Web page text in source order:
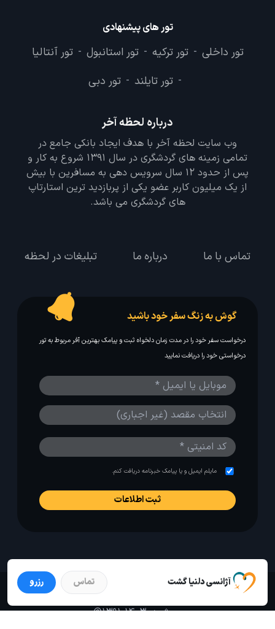
آژانسی دلنیا گشت تماس رزرو
تور های پیشنهادی
تور داخلی - تور ترکیه - تور استانبول - تور آنتالیا
- تور تایلند - تور دبی
درباره لحظه آخر
وب سایت لحظه آخر با هدف ایجاد بانکی جامع در
تمامی زمینه های گردشگری در سال 1391 شروع به کار و
پس از حدود 12 سال سرویس دهی به مسافرین با بیش
از یک میلیون کاربر عضو یکی از پربازدید ترین استارتاپ
های گردشگری می باشد.
تماس با ما درباره ما تبلیغات در لحظه
گوش به زنگ سفر خود باشید
درخواست سفر خود را در مدت زمان دلخواه ثبت و پیامک بهترین آفر مربوط به تور
درخواستی خود را دریافت نمایید
مایلم ایمیل و یا پیامک خبرنامه دریافت کنم.
استفاده از مطالب لحظه آخر برای پیش‌برد فرهنگ سفر توصیه
می‌شود. 1403-1391@